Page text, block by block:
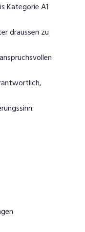
Kategorie A1
draussen zu